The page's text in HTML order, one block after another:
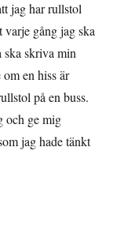
jag har rullstol
varje gång jag ska
ska skriva min
en hiss är
på en buss.
och ge mig
jag hade tänkt